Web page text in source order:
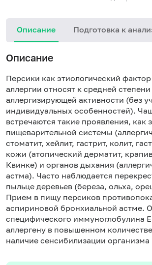
Описание Подготовка к
Описание
Персики как этиологический
аллергии относят к средней степени
аллергизирующей активности (без
индивидуальных особенностей).
встречаются такие проявления, как
пищеварительной системы
стоматит, хейлит, гастрит, колит,
кожи (атопический дерматит,
Квинке) и органов дыхания
астма). Часто наблюдается
пыльце деревьев (береза, ольха,
Прием в пищу персиков
аспириновой бронхиальной астме.
специфического иммуноглобулина
аллергену в повышенном
наличие сенсибилизации организма